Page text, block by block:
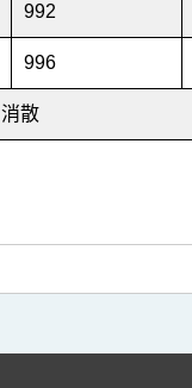
992
996
消散